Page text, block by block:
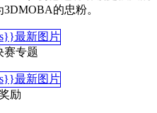
的忠粉。
赛专题
励